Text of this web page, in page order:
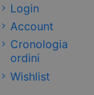
Login
Account
Cronologia
ordini
Wishlist